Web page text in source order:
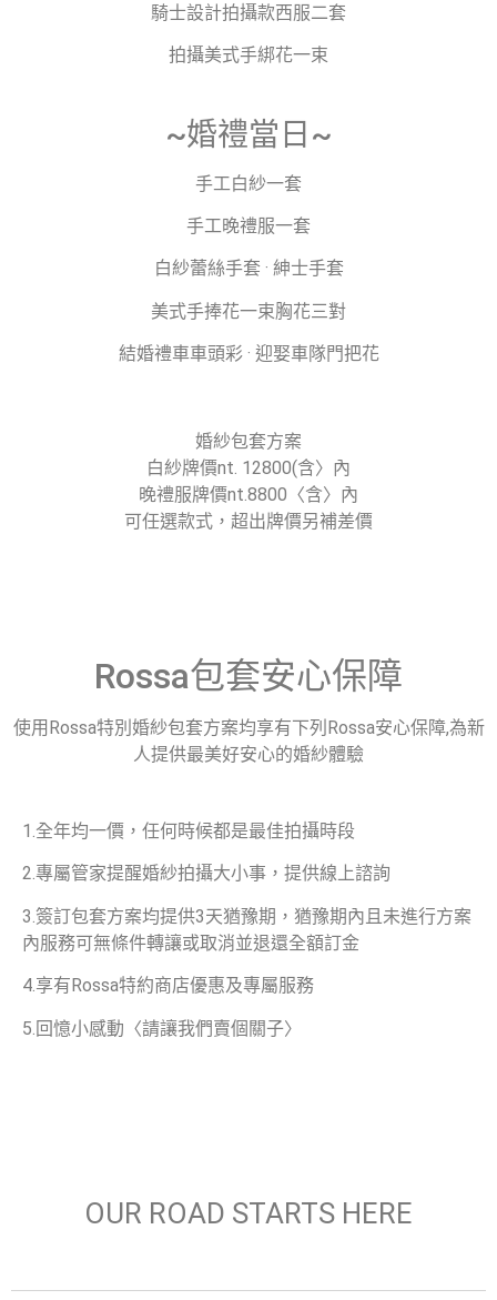
騎士設計拍攝款西服二套
拍攝美式手綁花一束
~婚禮當日~
手工白紗一套
手工晚禮服一套
白紗蕾絲手套 · 紳士手套
美式手捧花一束胸花三對
結婚禮車車頭彩 · 迎娶車隊門把花
婚紗包套方案
白紗牌價nt. 12800(含〉內
晚禮服牌價nt.8800〈含〉內
可任選款式，超出牌價另補差價
Rossa包套安心保障
使用Rossa特別婚紗包套方案均享有下列Rossa安心保障,為新
人提供最美好安心的婚紗體驗
1.全年均一價，任何時候都是最佳拍攝時段
2.專屬管家提醒婚紗拍攝大小事，提供線上諮詢
3.簽訂包套方案均提供3天猶豫期，猶豫期內且未進行方案
內服務可無條件轉讓或取消並退還全額訂金
4.享有Rossa特約商店優惠及專屬服務
5.回憶小感動〈請讓我們賣個關子〉
OUR ROAD STARTS HERE